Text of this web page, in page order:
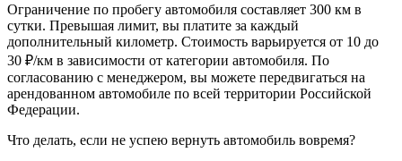
Ограничение по пробегу автомобиля составляет 300 км в
сутки. Превышая лимит, вы платите за каждый
дополнительный километр. Стоимость варьируется от 10 до
30 ₽/км в зависимости от категории автомобиля. По
согласованию с менеджером, вы можете передвигаться на
арендованном автомобиле по всей территории Российской
Федерации.
Что делать, если не успею вернуть автомобиль вовремя?